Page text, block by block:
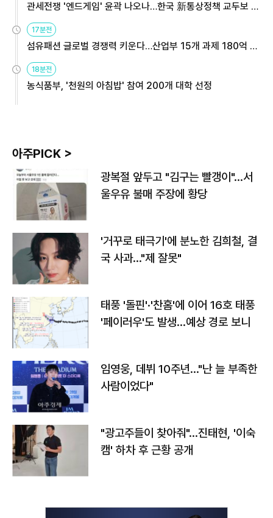
관세전쟁 '엔드게임' 윤곽 나오나…한국 新통상정책 교두보 활
17분전
섬유패션 글로벌 경쟁력 키운다…산업부 15개 과제 180억 지
18분전
농식품부, '천원의 아침밥' 참여 200개 대학 선정
아주PICK >
광복절 앞두고 "김구는 빨갱이"…서
울우유 불매 주장에 황당
'거꾸로 태극기'에 분노한 김희철, 결
국 사과…"제 잘못"
태풍 '돌핀'·'찬홈'에 이어 16호 태풍
'페이러우'도 발생…예상 경로 보니
임영웅, 데뷔 10주년…"난 늘 부족한
사람이었다"
"광고주들이 찾아줘"…진태현, '이숙
캠' 하차 후 근황 공개